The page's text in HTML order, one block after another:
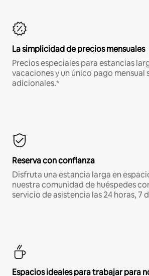
La simplicidad de precios mensuales
Precios especiales para estancias
vacaciones y un único pago mensual
adicionales.*
Reserva con confianza
Disfruta una estancia larga en
nuestra comunidad de huéspedes
servicio de asistencia las 24 horas, 7
Espacios ideales para trabajar para